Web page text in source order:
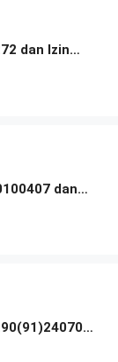
dan Izin
dan